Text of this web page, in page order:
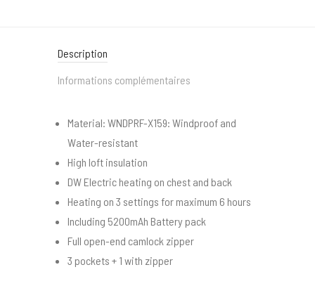
Description
Informations complémentaires
Material: WNDPRF-X159: Windproof and
Water-resistant
High loft insulation
DW Electric heating on chest and back
Heating on 3 settings for maximum 6 hours
Including 5200mAh Battery pack
Full open-end camlock zipper
3 pockets + 1 with zipper